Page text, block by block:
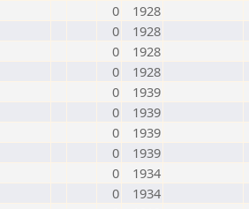
0
1928
0
1928
0
1928
0
1928
0
1939
0
1939
0
1939
0
1939
0
1934
0
1934